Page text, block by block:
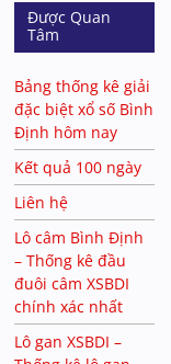
Được Quan
Tâm
Bảng thống kê giải
đặc biệt xổ số Bình
Định hôm nay
Kết quả 100 ngày
Liên hệ
Lô câm Bình Định
– Thống kê đầu
đuôi câm XSBDI
chính xác nhất
Lô gan XSBDI –